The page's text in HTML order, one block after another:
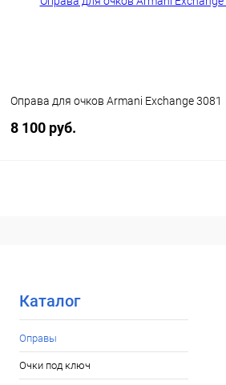
Оправа для очков Armani Exchange 3081
8 100 руб.
Каталог
Оправы
Очки под ключ